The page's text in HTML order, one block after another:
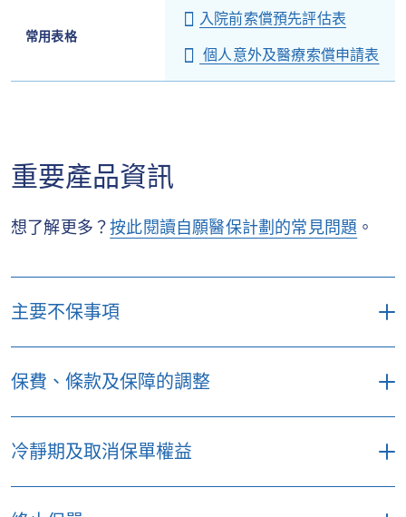
常用表格
入院前索償預先評估表
個人意外及醫療索償申請表
重要產品資訊
想了解更多？按此閱讀自願醫保計劃的常見問題 。
主要不保事項
項。如欲查看不保事項全文及詳情，請參閱個別
保費、條款及保障的調整
改變及並非保證。續保時本公司有機會按當
時採用的標準保費表向所有同一類別保單調
整標準保費調整保費。此外，本公司會定期
冷靜期及取消保單權益